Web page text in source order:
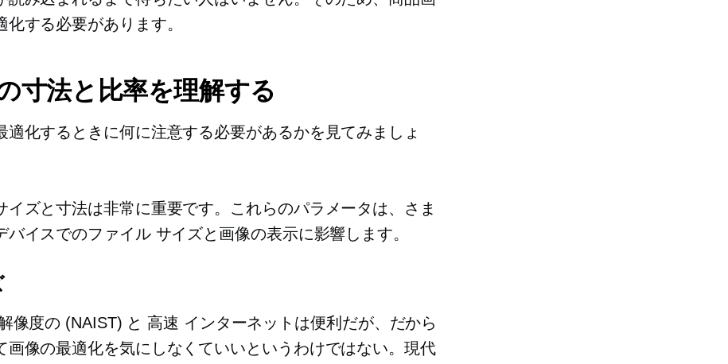
化する必要があります。
寸法と比率を理解する
適化するときに何に注意する必要があるかを見てみましょ
イズと寸法は非常に重要です。これらのパラメータは、さま
バイスでのファイル サイズと画像の表示に影響します。
像度の (NAIST) と 高速 インターネットは便利だが、だから
画像の最適化を気にしなくていいというわけではない。現代